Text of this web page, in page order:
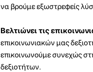
να βρούμε εξωστρεφείς
Βελτιώνει τις
επικοινωνιακών μας
επικοινωνούμε συνεχώς
δεξιοτήτων.